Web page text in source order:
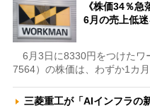
《株価34％急
6月の売上低
6月3日に8330円をつけたワ
7564）の株価は、わずか1カ
三菱重工が「AIインフラの